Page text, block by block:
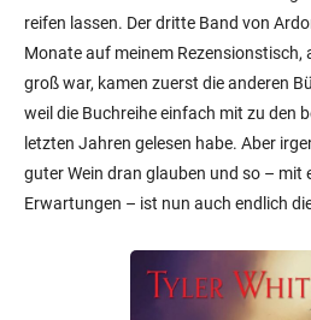
reifen lassen. Der dritte Band von
Monate auf meinem Rezensionstisch,
groß war, kamen zuerst die anderen
weil die Buchreihe einfach mit zu den
letzten Jahren gelesen habe. Aber
guter Wein dran glauben und so – mit
Erwartungen – ist nun auch endlich